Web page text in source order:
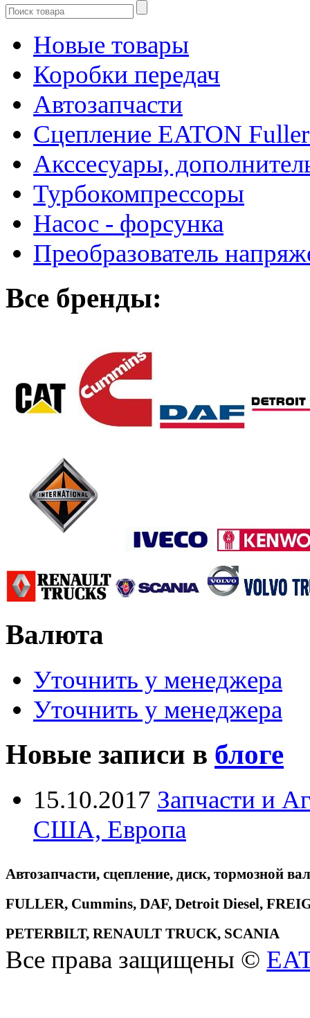
Новые товары
Коробки передач
Автозапчасти
Сцепление EATON
Акссесуары,
Турбокомпрессоры
Насос - форсунка
Преобразователь
Все бренды:
Валюта
Уточнить у менеджера
Уточнить у менеджера
Новые записи в блоге
15.10.2017 Запчасти и
США, Европа
Автозапчасти, сцепление, диск, тормозной
FULLER, Cummins, DAF, Detroit Diesel,
PETERBILT, RENAULT TRUCK, SCANIA
Все права защищены ©